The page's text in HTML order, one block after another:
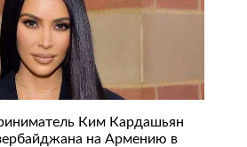
Ким Кардашьян
на Армению в